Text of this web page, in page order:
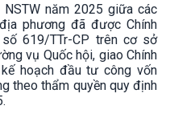
năm 2025 giữa các
phương đã được Chính
619/TTr-CP trên cơ sở
vụ Quốc hội, giao Chính
hoạch đầu tư công vốn
theo thẩm quyền quy định